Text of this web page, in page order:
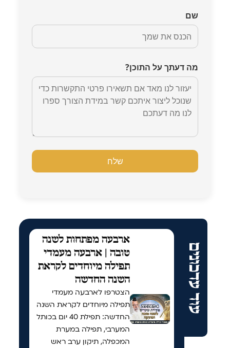
עוד עדכונים
ארבעה מפתחות לשנה
טובה | ארבעה מעמדי
תפילה מיוחדים לקראת
השנה החדשה
הצטרפו לארבעה מעמדי
תפילה מיוחדים לקראת השנה
החדשה: תפילת 40 יום בכותל
המערבי, תפילה במערת
המכפלה, תיקון ערב ראש
שם
מה דעתך על התוכן?